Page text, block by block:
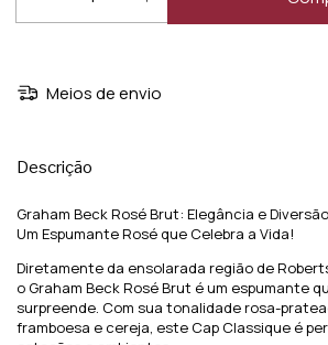
Meios de envio
Descrição
Graham Beck Rosé Brut: Elegância e
Um Espumante Rosé que Celebra a Vida!
Diretamente da ensolarada região de
o Graham Beck Rosé Brut é um espumante
surpreende. Com sua tonalidade rosa-
framboesa e cereja, este Cap Classique é